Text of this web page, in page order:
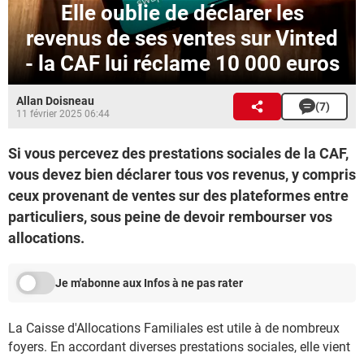
Elle oublie de déclarer les
revenus de ses ventes sur Vinted
- la CAF lui réclame 10 000 euros
Allan Doisneau
11 février 2025 06:44
(7)
Si vous percevez des prestations sociales de la CAF,
vous devez bien déclarer tous vos revenus, y compris
ceux provenant de ventes sur des plateformes entre
particuliers, sous peine de devoir rembourser vos
allocations.
Je m'abonne aux Infos à ne pas rater
La Caisse d'Allocations Familiales est utile à de nombreux
foyers. En accordant diverses prestations sociales, elle vient